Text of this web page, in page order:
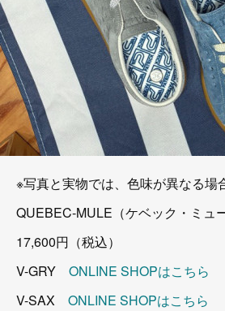
※写真と実物では、色味が異なる場
QUEBEC-MULE（ケベック・ミュ
17,600円（税込）
V-GRY ONLINE SHOPはこちら
V-SAX ONLINE SHOPはこちら